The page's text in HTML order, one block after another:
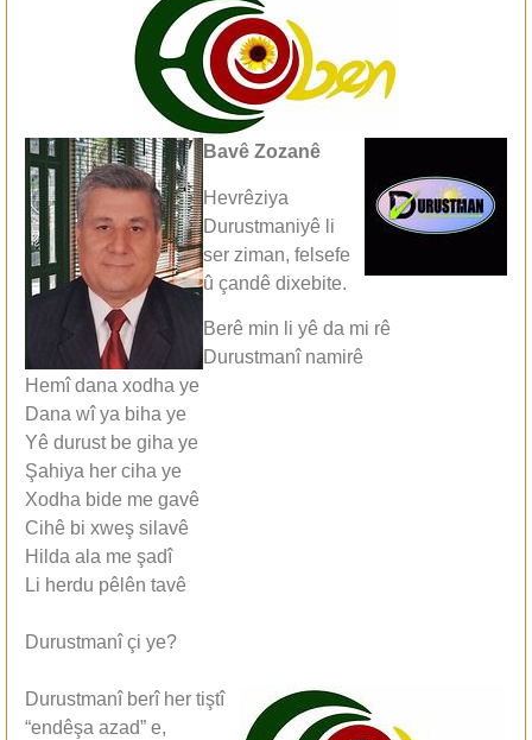
Bavê Zozanê
Hevrêziya
Durustmaniyê li
ser ziman, felsefe
û çandê dixebite.
Berê min li yê da mi rê
Durustmanî namirê
Hemî dana xodha ye
Dana wî ya biha ye
Yê durust be giha ye
Şahiya her ciha ye
Xodha bide me gavê
Cihê bi xweş silavê
Hilda ala me şadî
Li herdu pêlên tavê
Durustmanî çi ye?
Durustmanî berî her tiştî
“endêşa azad” e,